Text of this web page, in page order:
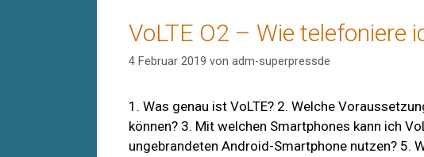
VoLTE O2 – Wie telefoniere
4 Februar 2019 von adm-superpressde
1. Was genau ist VoLTE? 2. Welche
können? 3. Mit welchen Smartphones kann ich
ungebrandeten Android-Smartphone nutzen? 5.